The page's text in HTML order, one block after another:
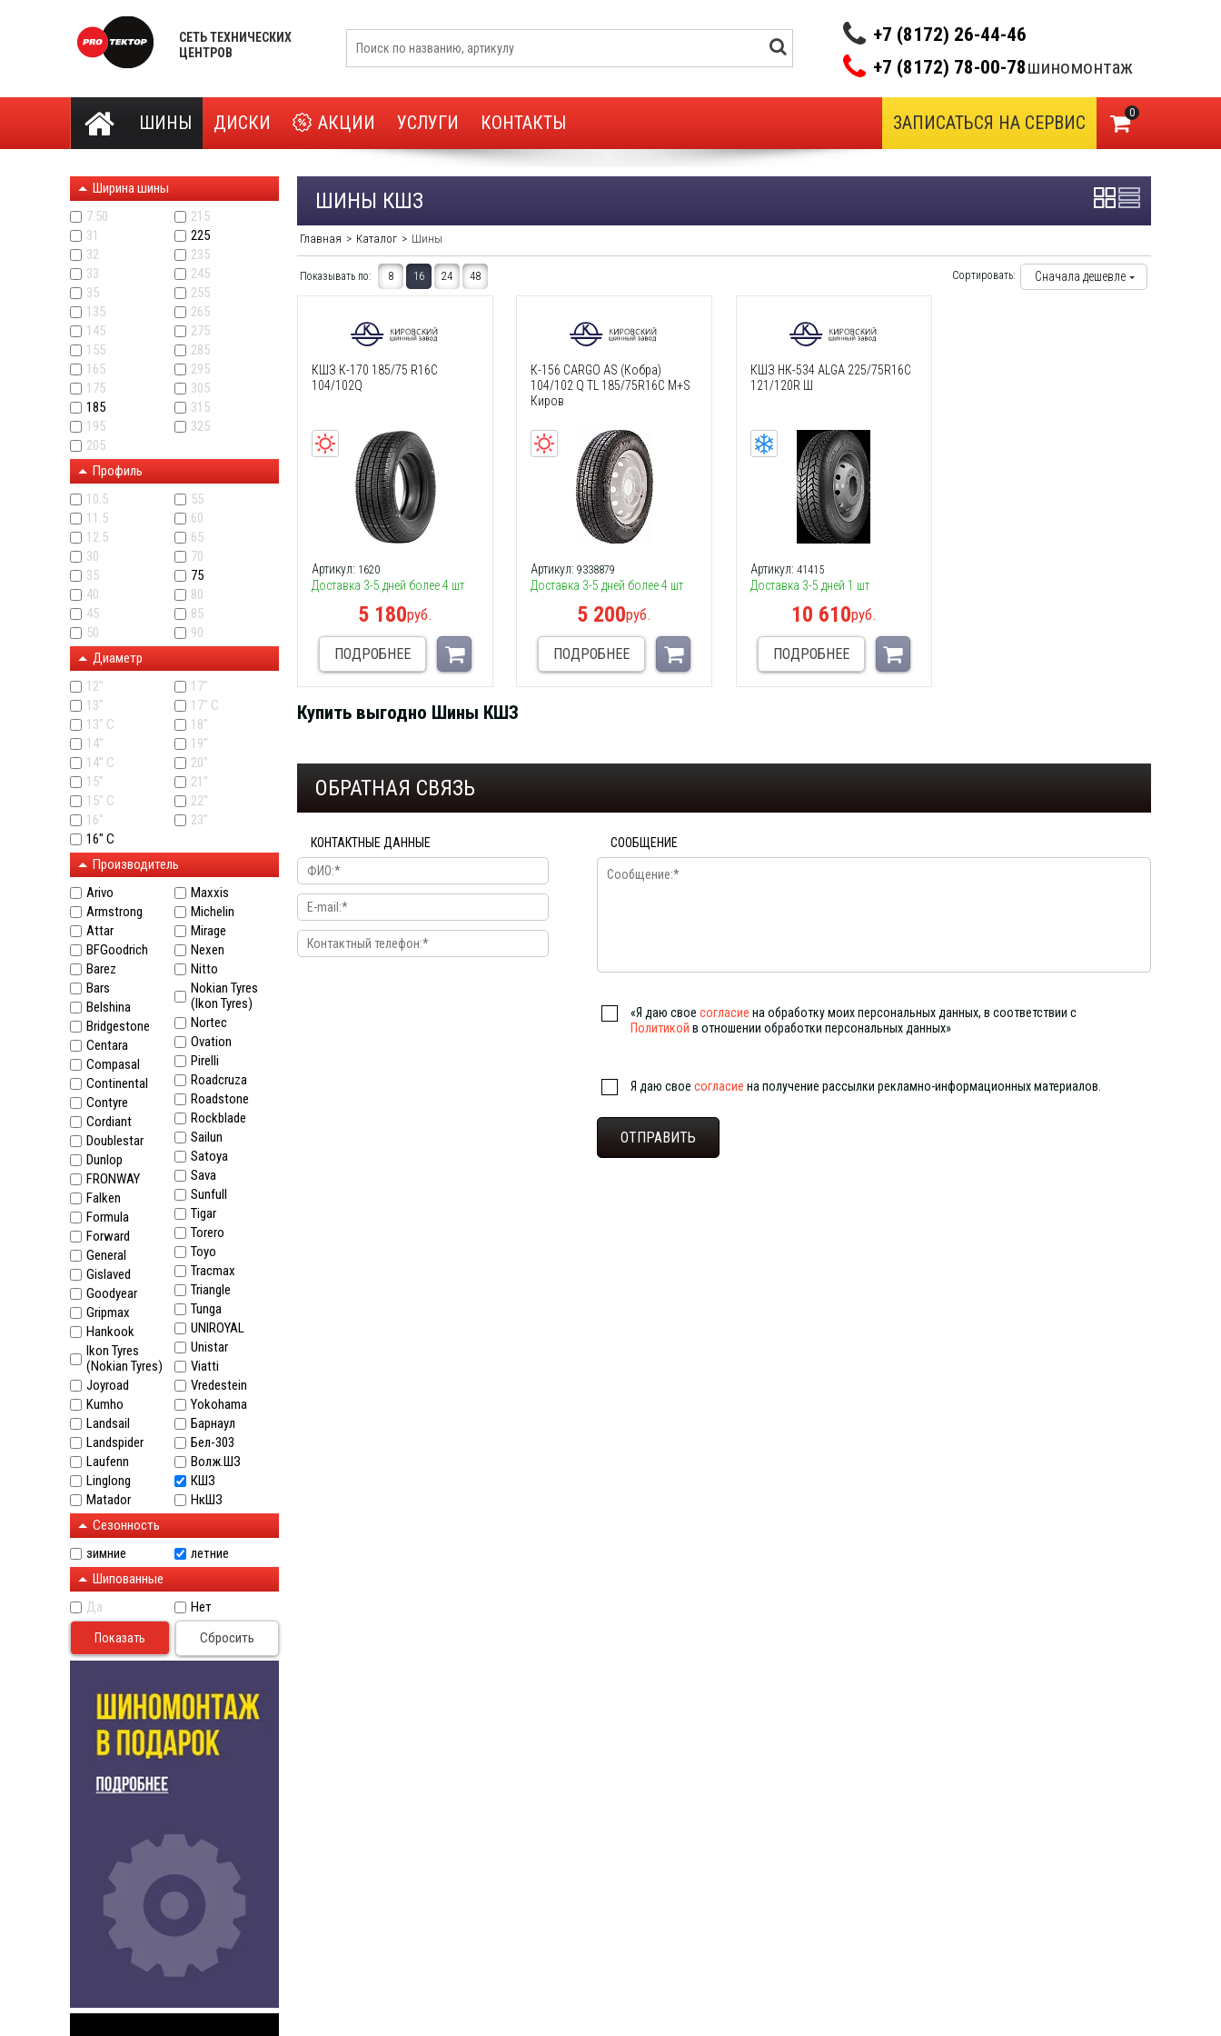
СЕТЬ ТЕХНИЧЕСКИХ
ЦЕНТРОВ
+7 (8172) 26-44-46
+7 (8172) 78-00-78шиномонтаж
ШИНЫ ДИСКИ АКЦИИ УСЛУГИ КОНТАКТЫ 0
ЗАПИСАТЬСЯ НА СЕРВИС
Ширина шины
7.50
31
32
33
35
135
145
155
165
175
185
195
205
215
225
235
245
255
265
275
285
295
305
315
325
Профиль
10.5
11.5
12.5
30
35
40
45
50
55
60
65
70
75
80
85
90
Диаметр
12"
13"
13" C
14"
14" С
15"
15" C
16"
16" C
17"
17" C
18"
19"
20"
21"
22"
23"
Производитель
Arivo
Armstrong
Attar
BFGoodrich
Barez
Bars
Belshina
Bridgestone
Centara
Compasal
Continental
Contyre
Cordiant
Doublestar
Dunlop
FRONWAY
Falken
Formula
Forward
General
Gislaved
Goodyear
Gripmax
Hankook
Ikon Tyres
(Nokian Tyres)
Joyroad
Kumho
Landsail
Landspider
Laufenn
Linglong
Matador
Maxxis
Michelin
Mirage
Nexen
Nitto
Nokian Tyres
(Ikon Tyres)
Nortec
Ovation
Pirelli
Roadcruza
Roadstone
Rockblade
Sailun
Satoya
Sava
Sunfull
Tigar
Torero
Toyo
Tracmax
Triangle
Tunga
UNIROYAL
Unistar
Viatti
Vredestein
Yokohama
Барнаул
Бел-303
Волж.ШЗ
КШЗ
НкШЗ
Сезонность
зимние
летние
Шипованные
Да
Нет
Сбросить
ШИНЫ КШЗ
Главная Каталог Шины
Показывать по: 8 16 24 48 Сортировать: Сначала дешевле
КШЗ К-170 185/75 R16C
104/102Q
Артикул: 1620
Доставка 3-5 дней более 4 шт
5 180руб.
ПОДРОБНЕЕ
К-156 CARGO AS (Кобра)
104/102 Q TL 185/75R16C M+S
Киров
Артикул: 9338879
Доставка 3-5 дней более 4 шт
5 200руб.
ПОДРОБНЕЕ
КШЗ НК-534 ALGA 225/75R16C
121/120R Ш
Артикул: 41415
Доставка 3-5 дней 1 шт
10 610руб.
ПОДРОБНЕЕ
Купить выгодно Шины КШЗ
ОБРАТНАЯ СВЯЗЬ
КОНТАКТНЫЕ ДАННЫЕ СООБЩЕНИЕ
«Я даю свое согласие на обработку моих персональных данных, в соответствии с
Политикой в отношении обработки персональных данных»
Я даю свое согласие на получение рассылки рекламно-информационных материалов.